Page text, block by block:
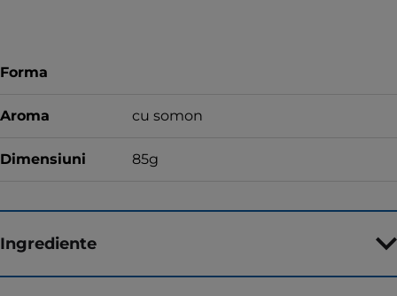
Forma
Aroma cu somon
Dimensiuni 85g
Ingrediente